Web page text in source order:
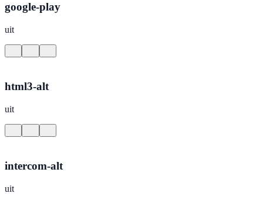
google-play
uit
html3-alt
uit
intercom-alt
uit